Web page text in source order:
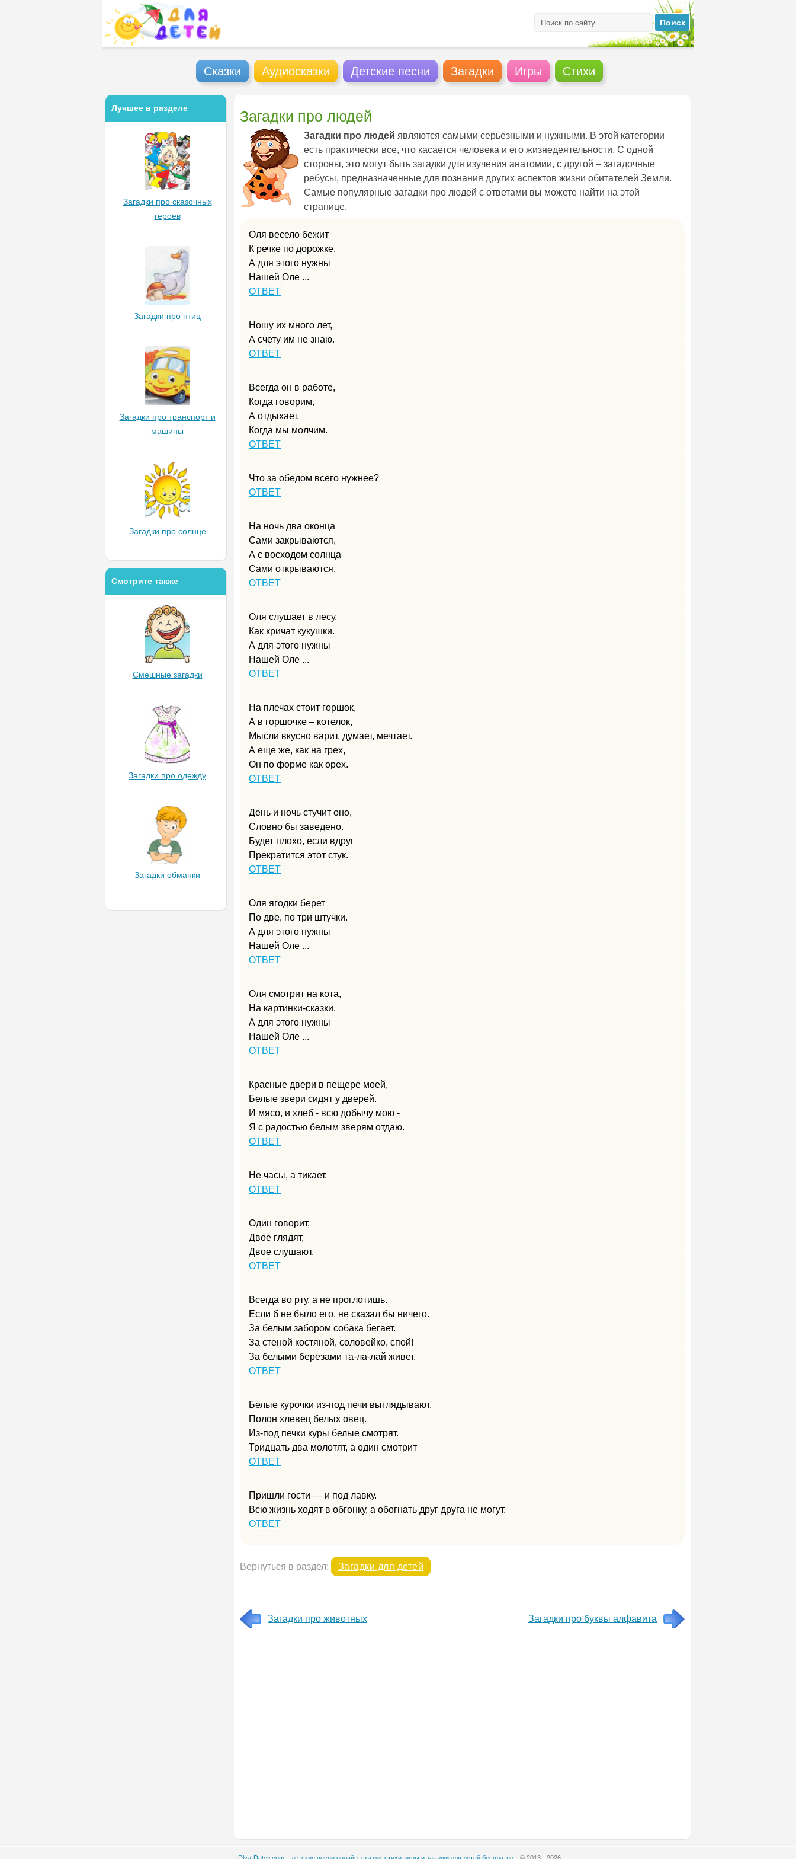
Сказки Аудиосказки Детские песни Загадки Игры Стихи
Загадки про людей
Загадки про людей являются самыми серьезными и нужными. В этой категории
есть практически все, что касается человека и его жизнедеятельности. С одной
стороны, это могут быть загадки для изучения анатомии, с другой – загадочные
ребусы, предназначенные для познания других аспектов жизни обитателей Земли.
Самые популярные загадки про людей с ответами вы можете найти на этой
странице.
Оля весело бежит
К речке по дорожке.
А для этого нужны
Нашей Оле ...
ОТВЕТ
Ношу их много лет,
А счету им не знаю.
ОТВЕТ
Всегда он в работе,
Когда говорим,
А отдыхает,
Когда мы молчим.
ОТВЕТ
Что за обедом всего нужнее?
ОТВЕТ
На ночь два оконца
Сами закрываются,
А с восходом солнца
Сами открываются.
ОТВЕТ
Оля слушает в лесу,
Как кричат кукушки.
А для этого нужны
Нашей Оле ...
ОТВЕТ
На плечах стоит горшок,
А в горшочке – котелок,
Мысли вкусно варит, думает, мечтает.
А еще же, как на грех,
Он по форме как орех.
ОТВЕТ
День и ночь стучит оно,
Словно бы заведено.
Будет плохо, если вдруг
Прекратится этот стук.
ОТВЕТ
Оля ягодки берет
По две, по три штучки.
А для этого нужны
Нашей Оле ...
ОТВЕТ
Оля смотрит на кота,
На картинки-сказки.
А для этого нужны
Нашей Оле ...
ОТВЕТ
Красные двери в пещере моей,
Белые звери сидят у дверей.
И мясо, и хлеб - всю добычу мою -
Я с радостью белым зверям отдаю.
ОТВЕТ
Не часы, а тикает.
ОТВЕТ
Один говорит,
Двое глядят,
Двое слушают.
ОТВЕТ
Всегда во рту, а не проглотишь.
Если б не было его, не сказал бы ничего.
За белым забором собака бегает.
За стеной костяной, соловейко, спой!
За белыми березами та-ла-лай живет.
ОТВЕТ
Белые курочки из-под печи выглядывают.
Полон хлевец белых овец.
Из-под печки куры белые смотрят.
Тридцать два молотят, а один смотрит
ОТВЕТ
Пришли гости — и под лавку.
Всю жизнь ходят в обгонку, а обогнать друг друга не могут.
ОТВЕТ
Вернуться в раздел: Загадки для детей
Загадки про животных Загадки про буквы алфавита
Лучшее в разделе
Загадки про сказочных
героев
Загадки про птиц
Загадки про транспорт и
машины
Загадки про солнце
Смотрите также
Смешные загадки
Загадки про одежду
Загадки обманки